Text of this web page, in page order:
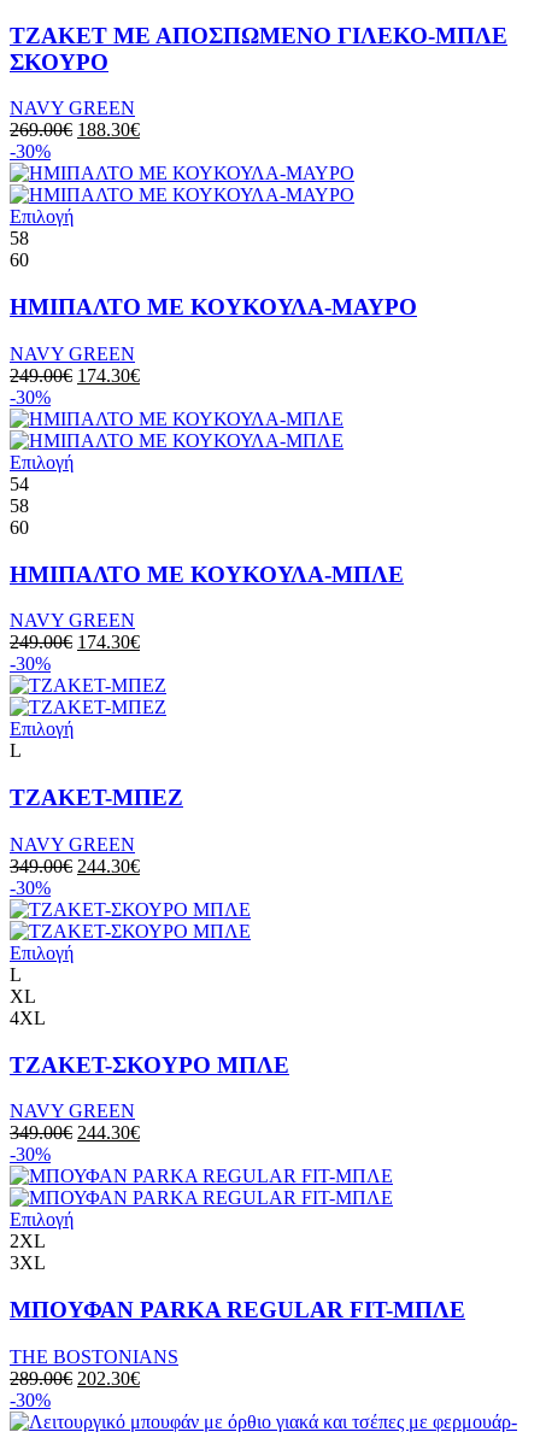
ΤΖΑΚΕΤ ΜΕ ΑΠΟΣΠΩΜΕΝΟ ΓΙΛΕΚΟ-ΜΠΛΕ
ΣΚΟΥΡΟ
NAVY GREEN
269.00€ 188.30€
-30%
Επιλογή
58
60
ΗΜΙΠΑΛΤΟ ΜΕ ΚΟΥΚΟΥΛΑ-ΜΑΥΡΟ
NAVY GREEN
249.00€ 174.30€
-30%
Επιλογή
54
58
60
ΗΜΙΠΑΛΤΟ ΜΕ ΚΟΥΚΟΥΛΑ-ΜΠΛΕ
NAVY GREEN
249.00€ 174.30€
-30%
Επιλογή
L
ΤΖΑΚΕΤ-ΜΠΕΖ
NAVY GREEN
349.00€ 244.30€
-30%
Επιλογή
L
XL
4XL
ΤΖΑΚΕΤ-ΣΚΟΥΡΟ ΜΠΛΕ
NAVY GREEN
349.00€ 244.30€
-30%
Επιλογή
2XL
3XL
MΠΟΥΦΑΝ PARKA REGULAR FIT-ΜΠΛΕ
THE BOSTONIANS
289.00€ 202.30€
-30%